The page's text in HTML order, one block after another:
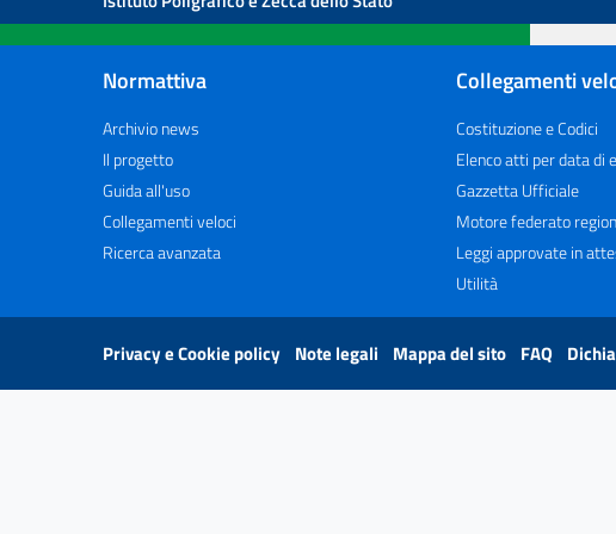
Normattiva
Archivio news
Il progetto
Guida all'uso
Collegamenti veloci
Ricerca avanzata
Collegamenti
Costituzione e Codici
Elenco atti per data di
Gazzetta Ufficiale
Motore federato
Leggi approvate in
Utilità
Privacy e Cookie policy Note legali Mappa del sito FAQ